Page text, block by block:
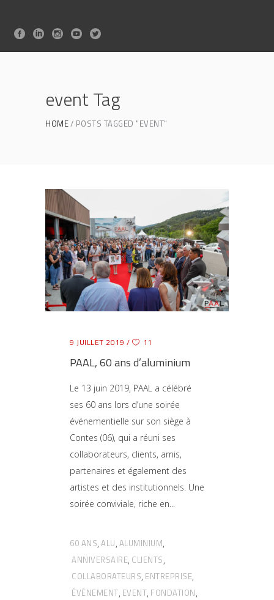
event Tag
HOME POSTS TAGGED "EVENT"
9 JUILLET 2019 11
PAAL, 60 ans d’aluminium
Le 13 juin 2019, PAAL a célébré
ses 60 ans lors d’une soirée
événementielle sur son siège à
Contes (06), qui a réuni ses
collaborateurs, clients, amis,
partenaires et également des
artistes et des institutionnels. Une
soirée conviviale, riche en
60 ANS, ALU, ALUMINIUM,
ANNIVERSAIRE, CLIENTS,
COLLABORATEURS, ENTREPRISE,
ÉVÉNEMENT, EVENT, FONDATION,